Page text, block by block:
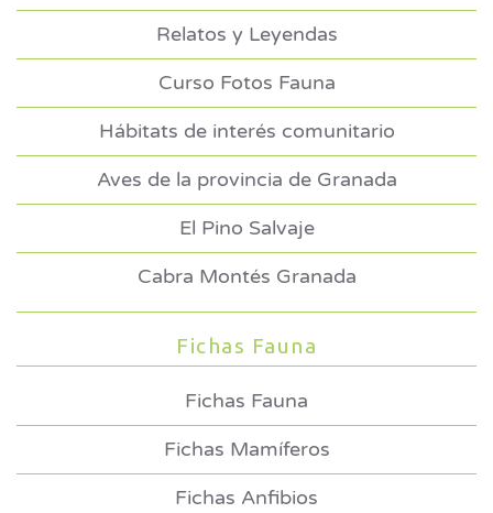
Relatos y Leyendas
Curso Fotos Fauna
Hábitats de interés comunitario
Aves de la provincia de Granada
El Pino Salvaje
Cabra Montés Granada
Fichas Fauna
Fichas Fauna
Fichas Mamíferos
Fichas Anfibios